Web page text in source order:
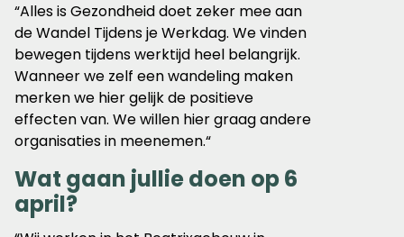
“Alles is Gezondheid doet zeker mee aan
de Wandel Tijdens je Werkdag. We vinden
bewegen tijdens werktijd heel belangrijk.
Wanneer we zelf een wandeling maken
merken we hier gelijk de positieve
effecten van. We willen hier graag andere
organisaties in meenemen.“
Wat gaan jullie doen op 6
april?